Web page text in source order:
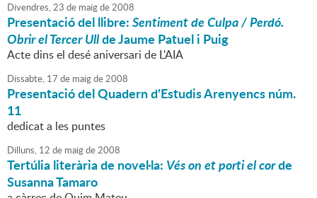
Divendres,23 de maigde2008
Presentació del llibre:Sentiment de Culpa / Perdó.
Obrir el Tercer Ullde Jaume Patuel i Puig
Acte dins el desé aniversari de L'AIA
Dissabte, 17 de maigde2008
Presentació del Quadern d'Estudis Arenyencs núm.
11
dedicat a les puntes
Dilluns, 12 de maigde2008
Tertúlia literària de novel·la: Vés on et porti el corde
Susanna Tamaro